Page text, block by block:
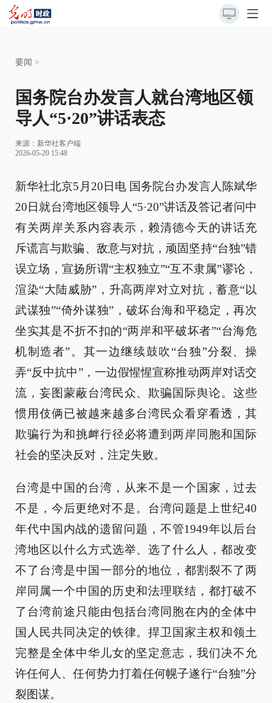
要闻 >
国务院台办发言人就台湾地区领
导人“5·20”讲话表态
来源： 新华社客户端
2026-05-20 15:48
新华社北京5月20日电 国务院台办发言人陈斌华
20日就台湾地区领导人“5·20”讲话及答记者问中
有关两岸关系内容表示，赖清德今天的讲话充
斥谎言与欺骗、敌意与对抗，顽固坚持“台独”错
误立场，宣扬所谓“主权独立”“互不隶属”谬论，
渲染“大陆威胁”，升高两岸对立对抗，蓄意“以
武谋独”“倚外谋独”，破坏台海和平稳定，再次
坐实其是不折不扣的“两岸和平破坏者”“台海危
机制造者”。其一边继续鼓吹“台独”分裂、操
弄“反中抗中”，一边假惺惺宣称推动两岸对话交
流，妄图蒙蔽台湾民众、欺骗国际舆论。这些
惯用伎俩已被越来越多台湾民众看穿看透，其
欺骗行为和挑衅行径必将遭到两岸同胞和国际
社会的坚决反对，注定失败。
台湾是中国的台湾，从来不是一个国家，过去
不是，今后更绝对不是。台湾问题是上世纪40
年代中国内战的遗留问题，不管1949年以后台
湾地区以什么方式选举、选了什么人，都改变
不了台湾是中国一部分的地位，都割裂不了两
岸同属一个中国的历史和法理联结，都打破不
了台湾前途只能由包括台湾同胞在内的全体中
国人民共同决定的铁律。捍卫国家主权和领土
完整是全体中华儿女的坚定意志，我们决不允
许任何人、任何势力打着任何幌子遂行“台独”分
裂图谋。